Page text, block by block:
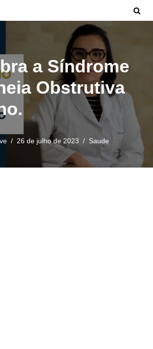
a Síndrome
Obstrutiva
26 de julho de 2023 Saude